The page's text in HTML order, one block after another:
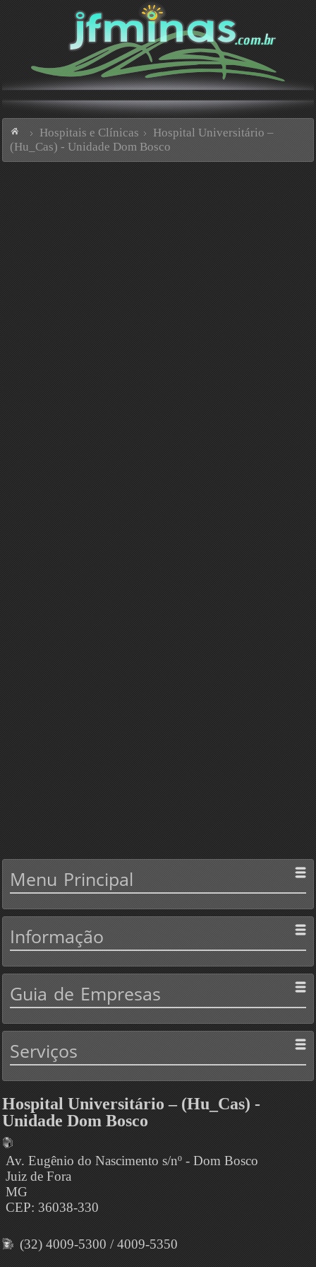
Hospitais e Clínicas
Hospital Universitário –
(Hu_Cas) - Unidade Dom Bosco
Menu Principal
Informação
Guia de Empresas
Serviços
Hospital Universitário – (Hu_Cas) -
Unidade Dom Bosco
Av. Eugênio do Nascimento s/nº - Dom Bosco
Juiz de Fora
MG
CEP: 36038-330
(32) 4009-5300 / 4009-5350